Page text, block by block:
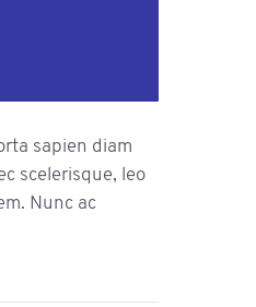
sapien diam
scelerisque, leo
Nunc ac